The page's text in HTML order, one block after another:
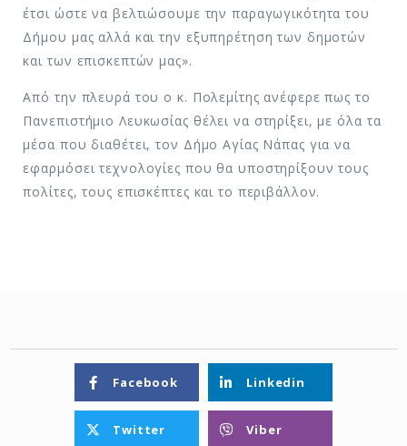
έτσι ώστε να βελτιώσουμε την παραγωγικότητα του
Δήμου μας αλλά και την εξυπηρέτηση των δημοτών
και των επισκεπτών μας».
Από την πλευρά του ο κ. Πολεμίτης ανέφερε πως το
Πανεπιστήμιο Λευκωσίας θέλει να στηρίξει, με όλα τα
μέσα που διαθέτει, τον Δήμο Αγίας Νάπας για να
εφαρμόσει τεχνολογίες που θα υποστηρίξουν τους
πολίτες, τους επισκέπτες και το περιβάλλον.
Facebook Linkedin
Twitter Viber